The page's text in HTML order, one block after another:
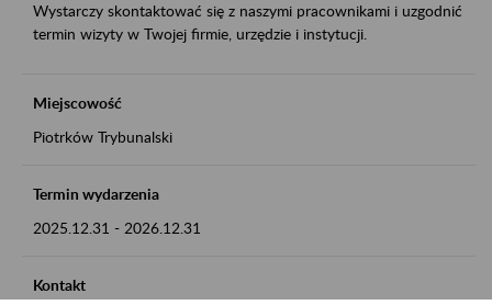
Wystarczy skontaktować się z naszymi pracownikami i uzgodnić
termin wizyty w Twojej firmie, urzędzie i instytucji.
Miejscowość
Piotrków Trybunalski
Termin wydarzenia
2025.12.31 - 2026.12.31
Kontakt